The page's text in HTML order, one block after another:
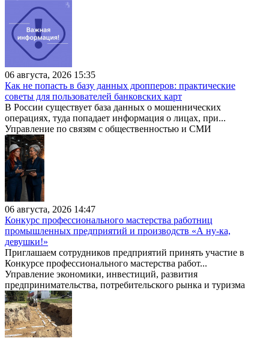
06 августа, 2026 15:35
Как не попасть в базу данных дропперов: практические
советы для пользователей банковских карт
В России существует база данных о мошеннических
операциях, туда попадает информация о лицах, при...
Управление по связям с общественностью и СМИ
06 августа, 2026 14:47
Конкурс профессионального мастерства работниц
промышленных предприятий и производств «А ну-ка,
девушки!»
Приглашаем сотрудников предприятий принять участие в
Конкурсе профессионального мастерства работ...
Управление экономики, инвестиций, развития
предпринимательства, потребительского рынка и туризма